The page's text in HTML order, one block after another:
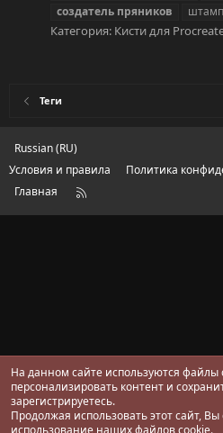
создатель пряников
Категория: Кисти для
Теги
Russian (RU)
Условия и правила
Политика
Главная
R
На данном сайте используются файлы
персонализировать контент и
зарегистрируетесь.
Продолжая использовать этот сайт,
использование наших файлов cookie.